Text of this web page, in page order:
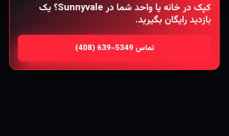
کپک در خانه یا واحد شما در Sunnyvale؟ یک
بازدید رایگان بگیرید.
تماس ⁦(408) 639-5349⁩